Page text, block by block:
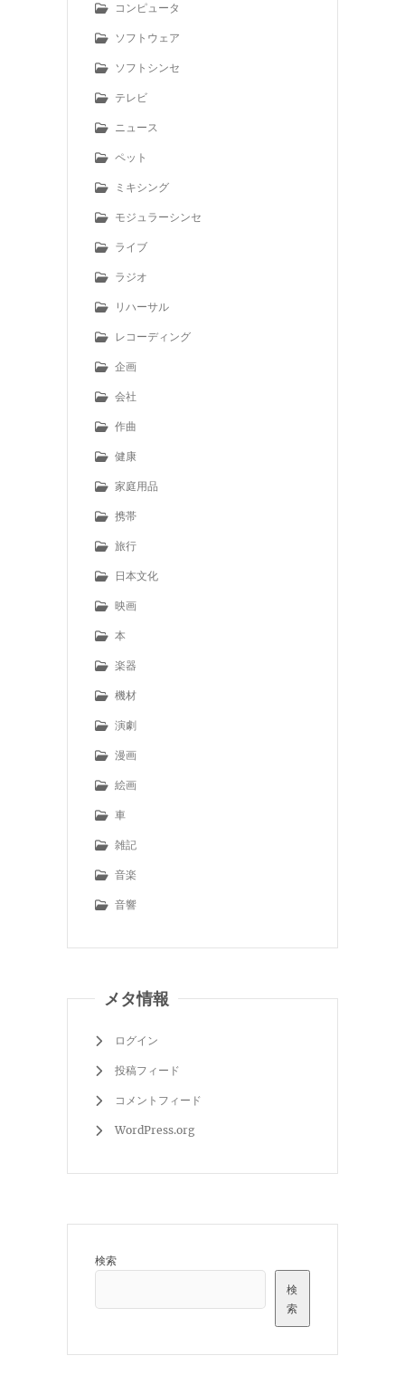
コンピュータ
ソフトウェア
ソフトシンセ
テレビ
ニュース
ペット
ミキシング
モジュラーシンセ
ライブ
ラジオ
リハーサル
レコーディング
企画
会社
作曲
健康
家庭用品
携帯
旅行
日本文化
映画
本
楽器
機材
演劇
漫画
絵画
車
雑記
音楽
音響
メタ情報
ログイン
投稿フィード
コメントフィード
WordPress.org
検索
検
索